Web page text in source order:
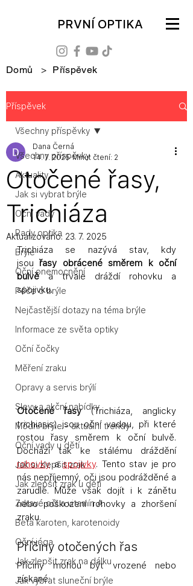
PRVNÍ OPTIKA
Domů > Příspěvek
Příspěvek
Všechny příspěvky
Aktuality
Jak si vybrat brýle
Oční vady
Rady optika
Brýle
Oční onemocnění
Péče o brýle
Nejčastější dotazy na téma brýle
Informace ze světa optiky
Oční čočky
Měření zraku
Opravy a servis brýlí
Slevy a akční nabídky
Módní brýle - aktuální trendy
Oční vady u dětí
Jak si zlepšit zrak
Jak zlepšit zrak u dětí
Zdravé oči a vitamín A
Beta karoten, karotenoidy
Oční jóga
Jak zlepšit zrak na dálku
Jak vybrat sluneční brýle
Všechny příspěvky
Otočené řasy,
Trichiáza
Dana Černá
14. 7. 2025 Minut čtení: 2
Aktualizováno: 23. 7. 2025
Trichiáza se nazývá stav, kdy
jsou řasy
obrácené směrem k oční
bulvě a trvale dráždí rohovku a
spojivku.
Otočené řasy (Trichiáza, anglicky
trichiasis) jsou oční vadou, při které
rostou řasy směrem k oční bulvě.
Dochází tak ke stálému dráždění
rohovky a spojivky. Tento stav je pro
nás nepříjemný, oči jsou podrážděné a
zarudlé. Může však dojít i k zánětu
nebo poškození rohovky a zhoršení
zraku.
Příčiny otočených řas
Příčiny mohou být vrozené nebo
získané: